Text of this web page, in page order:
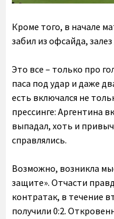
Кроме того, в начале
забил из офсайда,
Это все – только про
паса под удар и даже
есть включался не
прессинге: Аргентина
выпадал, хоть и
справлялись.
Возможно, возникла
защите». Отчасти
контратак, в течение
получили 0:2.